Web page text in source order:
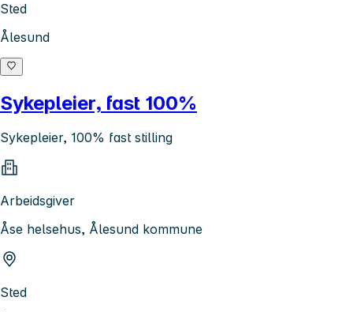
Sted
Ålesund
Sykepleier, fast 100%
Sykepleier, 100% fast stilling
Arbeidsgiver
Åse helsehus, Ålesund kommune
Sted